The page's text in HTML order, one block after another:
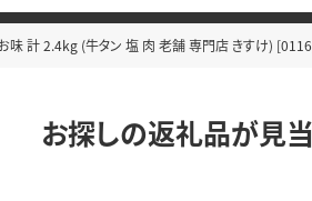
味 計 2.4kg (牛タン 塩 肉 老舗 専門店 きすけ)
お探しの返礼品が見当